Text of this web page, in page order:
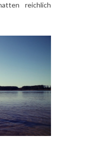
reichlich